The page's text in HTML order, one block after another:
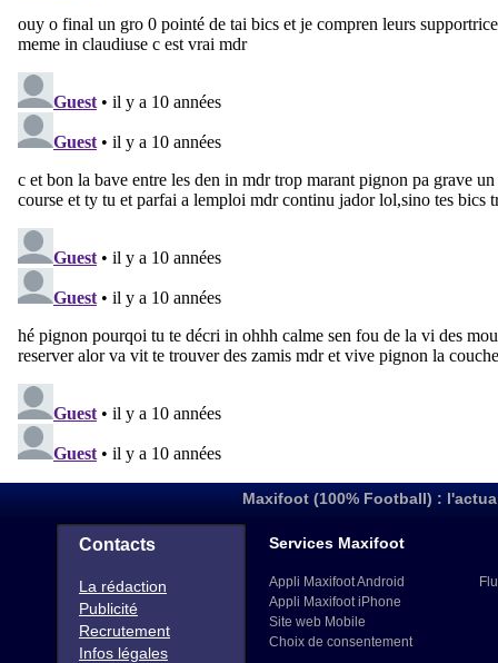
Maxifoot (100% Football) :
Contacts
La rédaction
Publicité
Recrutement
Infos légales
Services Maxifoot
Appli Maxifoot Android
Appli Maxifoot iPhone
Site web Mobile
Choix de consentement